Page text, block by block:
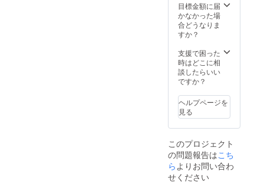
生活を豊か
にする
バッグの中
に“お気に入
り”があるだ
けで、ふと
気持ちが前
向きにな
る。
そんな小さ
な豊かさ
を、毎日の
暮らしに
そっと添え
目標金額に届
かなかった場
合どうなりま
すか？
支援で困った
時はどこに相
談したらいい
ですか？
ヘルプページを
見る
このプロジェクト
の問題報告はこち
らよりお問い合わ
せください